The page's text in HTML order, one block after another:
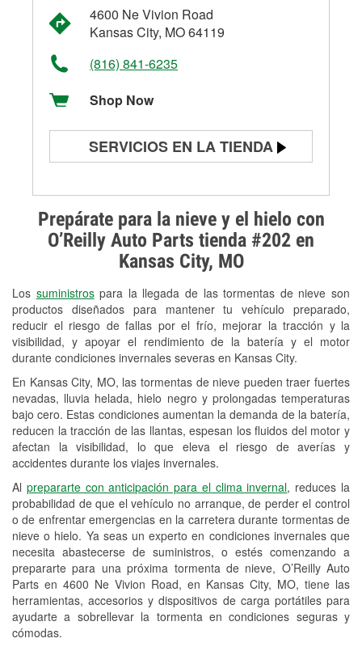
Prepárate para la nieve y el hielo con
O’Reilly Auto Parts tienda #202 en
Kansas City, MO
Los suministrospara la llegada de las tormentas de nieve son
productos diseñados para mantener tu vehículo preparado,
reducir el riesgo de fallas por el frío, mejorar la tracción y la
visibilidad, y apoyar el rendimiento de la batería y el motor
durante condiciones invernales severas en Kansas City.
En Kansas City, MO, las tormentas de nieve pueden traer fuertes
nevadas, lluvia helada, hielo negro y prolongadas temperaturas
bajo cero. Estas condiciones aumentan la demanda de la batería,
reducen la tracción de las llantas, espesan los fluidos del motor y
afectan la visibilidad, lo que eleva el riesgo de averías y
accidentes durante los viajes invernales.
Al prepararte con anticipación para el clima invernal, reduces la
probabilidad de que el vehículo no arranque, de perder el control
o de enfrentar emergencias en la carretera durante tormentas de
nieve o hielo. Ya seas un experto en condiciones invernales que
necesita abastecerse de suministros, o estés comenzando a
prepararte para una próxima tormenta de nieve, O’Reilly Auto
Parts en 4600 Ne Vivion Road, en Kansas City, MO, tiene las
herramientas, accesorios y dispositivos de carga portátiles para
ayudarte a sobrellevar la tormenta en condiciones seguras y
cómodas.
4600 Ne Vivion Road
Kansas City, MO 64119
(816) 841-6235
Shop Now
SERVICIOS EN LA TIENDA
Prueba de alternadores y
arrancadores
Revisión de la luz "Check Engine"
Reciclaje de baterías y aceite
Instalación de bombillas de faros
Instalación de limpiaparabrisas
Programa de Préstamo de
Herramientas
Rectificación de tambores y discos de
freno
Snowstorm Supplies
Tornado Supplies
Conoce más